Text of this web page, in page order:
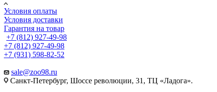
Условия оплаты
Условия доставки
Гарантия на товар
+7 (812) 927-49-98
+7 (812) 927-49-98
+7 (931) 598-82-52
sale@zoo98.ru
Санкт-Петербург, Шоссе революции, 31, ТЦ «Ладога».